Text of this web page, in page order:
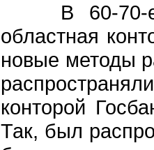
В 60-70-е
областная
новые методы
конторой
Так, был